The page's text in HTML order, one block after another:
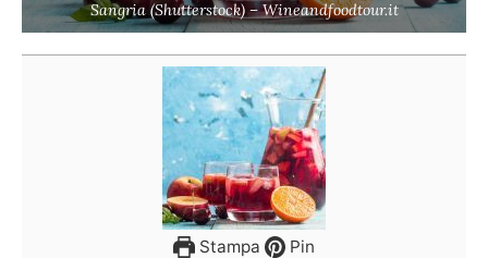
Sangria (Shutterstock) – Wineandfoodtour.it
Stampa Pin